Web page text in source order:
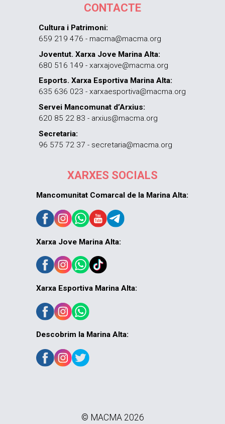
CONTACTE
Cultura i Patrimoni:
659 219 476 - macma@macma.org
Joventut. Xarxa Jove Marina Alta:
680 516 149 - xarxajove@macma.org
Esports. Xarxa Esportiva Marina Alta:
635 636 023 - xarxaesportiva@macma.org
Servei Mancomunat d’Arxius:
620 85 22 83 - arxius@macma.org
Secretaria:
96 575 72 37 - secretaria@macma.org
XARXES SOCIALS
Mancomunitat Comarcal de la Marina Alta:
Xarxa Jove Marina Alta:
Xarxa Esportiva Marina Alta:
Descobrim la Marina Alta:
© MACMA 2026